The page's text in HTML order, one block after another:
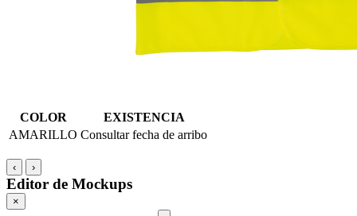
COLOR
EXISTENCIA
AMARILLO Consultar fecha de arribo
‹ ›
Editor de Mockups
×